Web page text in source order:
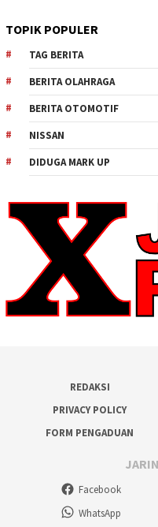
TOPIK POPULER
TAG BERITA
BERITA OLAHRAGA
BERITA OTOMOTIF
NISSAN
DIDUGA MARK UP
REDAKSI
PRIVACY POLICY
FORM PENGADUAN
Facebook
WhatsApp